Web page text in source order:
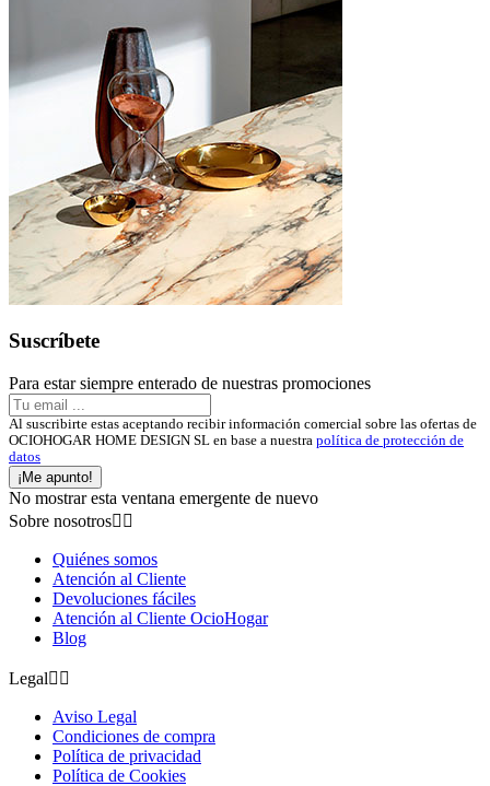
Suscríbete
Para estar siempre enterado de nuestras promociones
Al suscribirte estas aceptando recibir información comercial sobre las ofertas de
OCIOHOGAR HOME DESIGN SL en base a nuestra política de protección de
datos
¡Me apunto!
No mostrar esta ventana emergente de nuevo
Sobre nosotros 
Quiénes somos
Atención al Cliente
Devoluciones fáciles
Atención al Cliente OcioHogar
Blog
Legal 
Aviso Legal
Condiciones de compra
Política de privacidad
Política de Cookies